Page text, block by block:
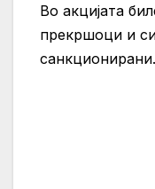
Во акцијата
прекршоци и
санкционирани.